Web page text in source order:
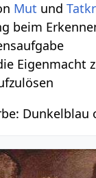
Mut und
beim
Eigenmacht
Dunkelblau